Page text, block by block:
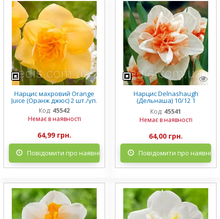
Нарцис махровий Orange
Juice (Оранж джюс) 2 шт./уп.
Код: 45542
Немає в наявності
64,99 грн.
Повідомити про наявність
Нарцис Delnashaugh
(Дельнаша) 10/12 1
цибулинка
Код: 45541
Немає в наявності
64,00 грн.
Повідомити про